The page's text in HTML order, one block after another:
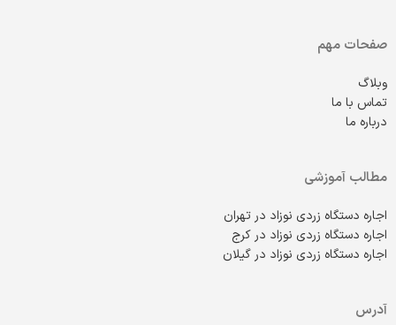
صفحات مهم
وبلاگ
تماس با ما
درباره ما
مطالب آموزشی
اجاره دستگاه زردی نوزاد در تهران
اجاره دستگاه زردی نوزاد در کرج
اجاره دستگاه زردی نوزاد در گیلان
آدرس